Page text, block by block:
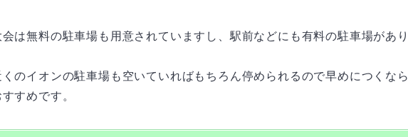
は無料の駐車場も用意されていますし、駅前などにも有料の駐車場があり
のイオンの駐車場も空いていればもちろん停められるので早めにつくなら
すめです。